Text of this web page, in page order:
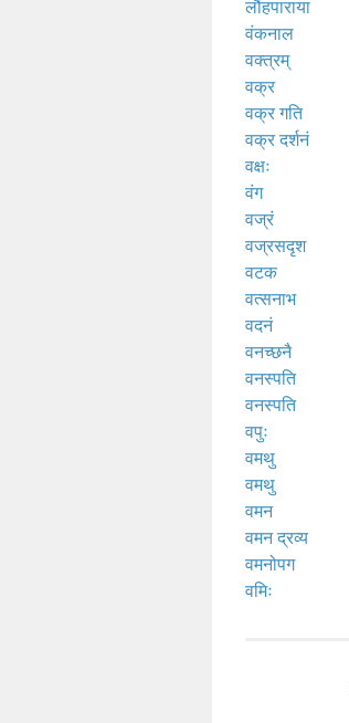
लौहपाराया
वंकनाल
वक्त्रम्
वक्र
वक्र गति
वक्र दर्शनं
वक्षः
वंग
वज्रं
वज्रसदृश
वटक
वत्सनाभ
वदनं
वनच्छनै
वनस्पति
वनस्पति
वपुः
वमथु
वमथु
वमन
वमन द्रव्य
वमनोपग
वमिः